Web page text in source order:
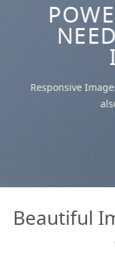
Responsive
Beautiful